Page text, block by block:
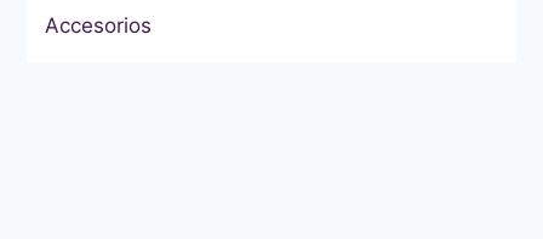
Accesorios